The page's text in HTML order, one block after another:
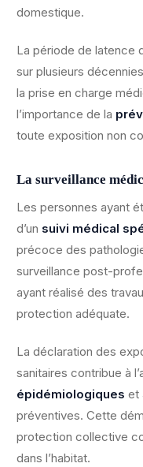
domestique.
La période de latence
sur plusieurs
la prise en charge
l’importance de la
toute exposition non
La surveillance
Les personnes ayant
d’un suivi médical
précoce des
surveillance post-
ayant réalisé des
protection adéquate.
La déclaration des
sanitaires contribue à
épidémiologiques et
préventives. Cette
protection collective
dans l’habitat.